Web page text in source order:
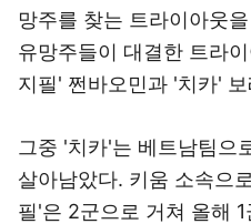
망주를 찾는 트라이아웃
유망주들이 대결한 트라
지필' 쩐바오민과 '치카'
그중 '치카'는 베트남팀으
살아남았다. 키움 소속으
필'은 2군으로 거쳐 올해